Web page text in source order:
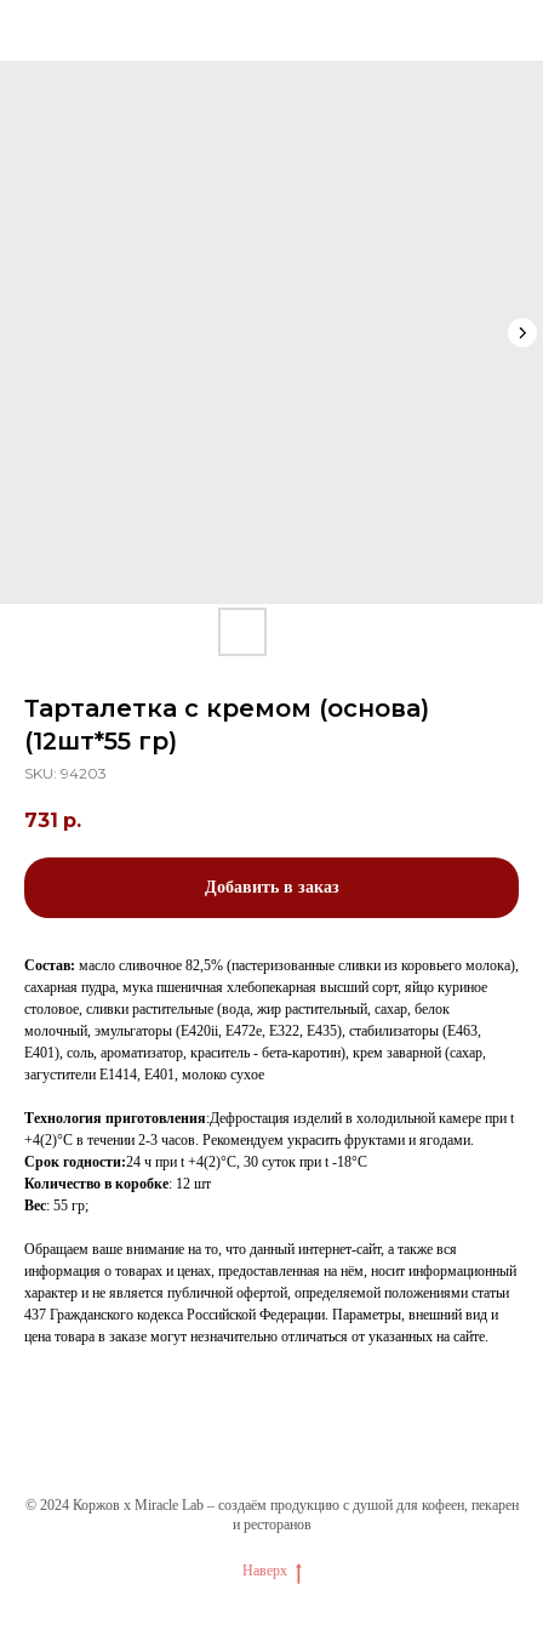
Тарталетка с кремом (основа)
(12шт*55 гр)
SKU: 94203
731 р.
Добавить в заказ
Состав: масло сливочное 82,5% (пастеризованные сливки из коровьего молока),
сахарная пудра, мука пшеничная хлебопекарная высший сорт, яйцо куриное
столовое, сливки растительные (вода, жир растительный, сахар, белок
молочный, эмульгаторы (Е420ii, Е472е, Е322, Е435), стабилизаторы (Е463,
Е401), соль, ароматизатор, краситель - бета-каротин), крем заварной (сахар,
загустители Е1414, Е401, молоко сухое
Технология приготовления:Дефростация изделий в холодильной камере при t
+4(2)°С в течении 2-3 часов. Рекомендуем украсить фруктами и ягодами.
Срок годности:24 ч при t +4(2)°С, 30 суток при t -18°С
Количество в коробке: 12 шт
Вес: 55 гр;
Обращаем ваше внимание на то, что данный интернет-сайт, а также вся
информация о товарах и ценах, предоставленная на нём, носит информационный
характер и не является публичной офертой, определяемой положениями статьи
437 Гражданского кодекса Российской Федерации. Параметры, внешний вид и
цена товара в заказе могут незначительно отличаться от указанных на сайте.
© 2024 Коржов х Miracle Lab – создаём продукцию с душой для кофеен, пекарен
и ресторанов
Наверх